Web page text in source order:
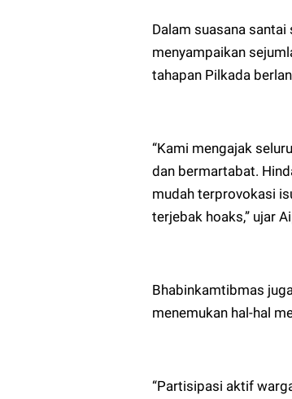
Dalam suasana
menyampaikan
tahapan Pilkada
“Kami mengajak
dan bermartabat.
mudah terprovokasi
terjebak hoaks,” ujar
Bhabinkamtibmas
menemukan hal-hal
“Partisipasi aktif